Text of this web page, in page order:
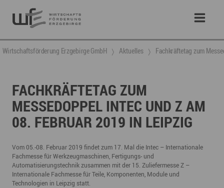
Wirtschaftsförderung Erzgebirge GmbH Aktuelles Fachkräftetag zum
FACHKRÄFTETAG ZUM
MESSEDOPPEL INTEC UND Z AM
08. FEBRUAR 2019 IN LEIPZIG
Vom 05.-08. Februar 2019 findet zum 17. Mal die Intec – Internationale
Fachmesse für Werkzeugmaschinen, Fertigungs- und
Automatisierungstechnik zusammen mit der 15. Zuliefermesse Z –
Internationale Fachmesse für Teile, Komponenten, Module und
Technologien in Leipzig statt.